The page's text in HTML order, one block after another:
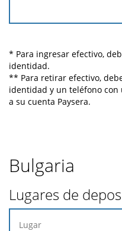
* Para ingresar efectivo,
identidad.
** Para retirar efectivo,
identidad y un teléfono
a su cuenta Paysera.
Bulgaria
Lugares de
Lugar